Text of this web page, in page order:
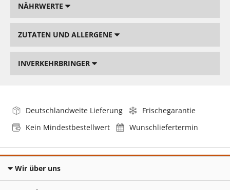
NÄHRWERTE
ZUTATEN UND ALLERGENE
INVERKEHRBRINGER
Deutschlandweite Lieferung
Frischegarantie
Kein Mindestbestellwert
Wunschliefertermin
Wir über uns